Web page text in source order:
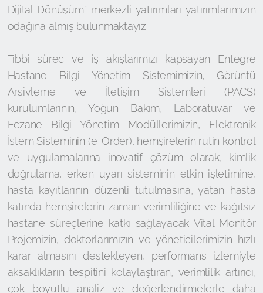
Dijital Dönüşüm” merkezli yatırımları yatırımlarımızın
odağına almış bulunmaktayız.
Tıbbi süreç ve iş akışlarımızı kapsayan Entegre
Hastane Bilgi Yönetim Sistemimizin, Görüntü
Arşivleme ve İletişim Sistemleri (PACS)
kurulumlarının, Yoğun Bakım, Laboratuvar ve
Eczane Bilgi Yönetim Modüllerimizin, Elektronik
İstem Sisteminin (e-Order), hemşirelerin rutin kontrol
ve uygulamalarına inovatif çözüm olarak, kimlik
doğrulama, erken uyarı sisteminin etkin işletimine,
hasta kayıtlarının düzenli tutulmasına, yatan hasta
katında hemşirelerin zaman verimliliğine ve kağıtsız
hastane süreçlerine katkı sağlayacak Vital Monitör
Projemizin, doktorlarımızın ve yöneticilerimizin hızlı
karar almasını destekleyen, performans izlemiyle
aksaklıkların tespitini kolaylaştıran, verimlilik artırıcı,
çok boyutlu analiz ve değerlendirmelerle daha